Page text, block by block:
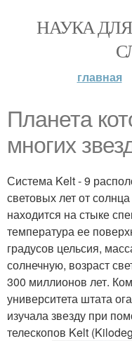
НАУКА
главная
Планета
многих
Система Kelt - 9
световых лет от
находится на стыке
температура ее
градусов цельсия,
солнечную, возраст
300 миллионов лет.
университета штата
изучала звезду при
телескопов Kelt